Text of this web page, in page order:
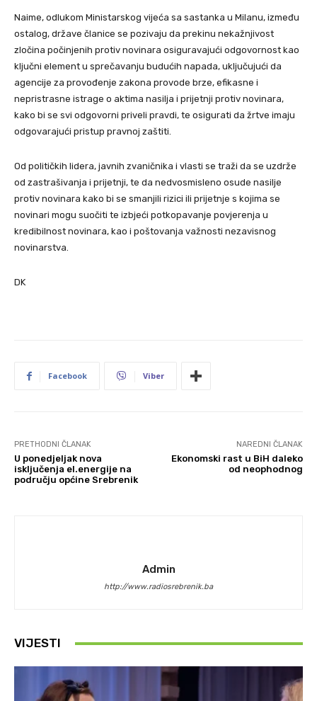
Naime, odlukom Ministarskog vijeća sa sastanka u Milanu, između
ostalog, države članice se pozivaju da prekinu nekažnjivost
zločina počinjenih protiv novinara osiguravajući odgovornost kao
ključni element u sprečavanju budućih napada, uključujući da
agencije za provođenje zakona provode brze, efikasne i
nepristrasne istrage o aktima nasilja i prijetnji protiv novinara,
kako bi se svi odgovorni priveli pravdi, te osigurati da žrtve imaju
odgovarajući pristup pravnoj zaštiti.
Od političkih lidera, javnih zvaničnika i vlasti se traži da se uzdrže
od zastrašivanja i prijetnji, te da nedvosmisleno osude nasilje
protiv novinara kako bi se smanjili rizici ili prijetnje s kojima se
novinari mogu suočiti te izbjeći potkopavanje povjerenja u
kredibilnost novinara, kao i poštovanja važnosti nezavisnog
novinarstva.
DK
Facebook Viber
PRETHODNI ČLANAK
U ponedjeljak nova
isključenja el.energije na
području općine Srebrenik
NAREDNI ČLANAK
Ekonomski rast u BiH daleko
od neophodnog
Admin
http://www.radiosrebrenik.ba
VIJESTI